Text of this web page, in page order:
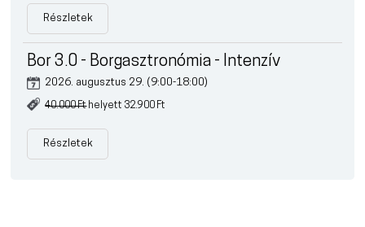
Részletek
Bor 3.0 - Borgasztronómia - Intenzív
2026. augusztus 29. (9:00-18:00)
40.000 Fthelyett 32.900 Ft
Részletek